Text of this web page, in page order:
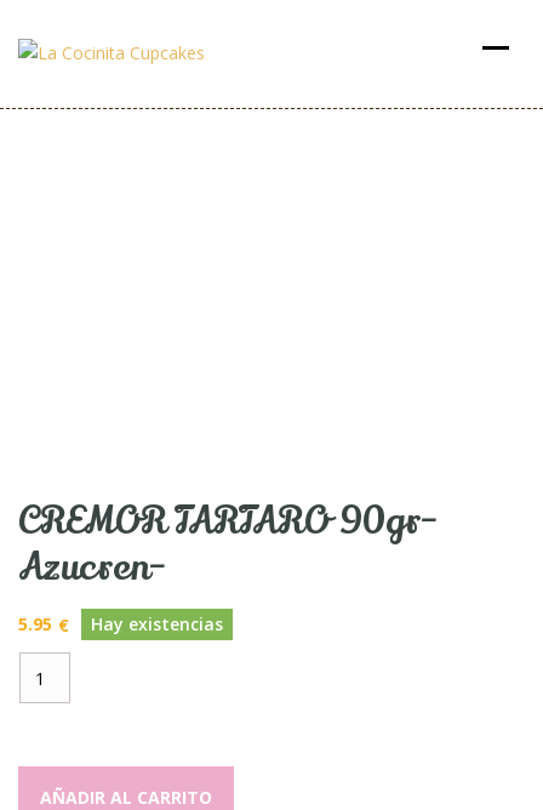
CREMOR TARTARO 90gr-
Azucren-
5.95 € Hay existencias
CREMOR
TARTARO
cantidad
AÑADIR AL CARRITO